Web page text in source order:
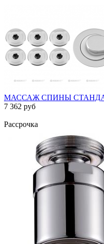
МАССАЖ СПИНЫ
7 362 руб
Рассрочка